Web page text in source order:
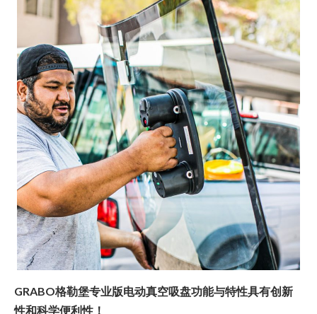
GRABO格勒堡专业版电动真空吸盘功能与特性具有创新
性和科学便利性！